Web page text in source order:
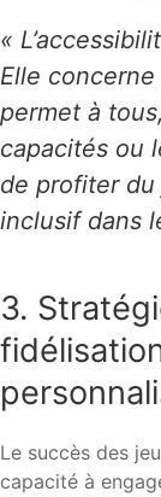
«
Elle
permet à
capacités ou
de profiter
inclusif dans
3.
Le succès des
capacité à